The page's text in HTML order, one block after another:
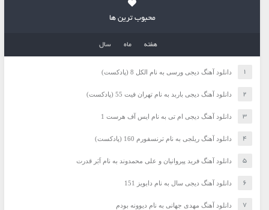
محبوب ترین ها
هفته ماه سال
دانلود آهنگ دیجی ورسی به نام الکل 8 (پادکست)
دانلود آهنگ دیجی باربد به نام تهران فیت 55 (پادکست)
دانلود آهنگ دیجی ام تی به نام ایس آف هرست 1
دانلود آهنگ ریلجی به نام ترنسفورم 160 (پادکست)
دانلود آهنگ فرید پیروانیان و علی محمدوند به نام اَبَر قدرت
دانلود آهنگ دیجی سال به نام دابویز 151
دانلود آهنگ مهدی جهانی به نام دیوونه بودم